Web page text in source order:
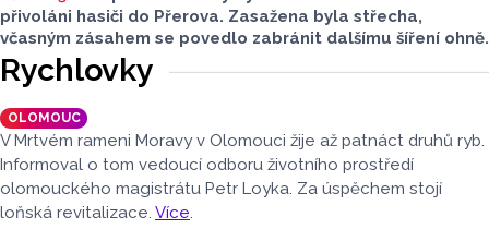
přivoláni hasiči do Přerova. Zasažena byla střecha,
včasným zásahem se povedlo zabránit dalšímu šíření ohně.
Rychlovky
OLOMOUC
V Mrtvém rameni Moravy v Olomouci žije až patnáct druhů ryb.
Informoval o tom vedoucí odboru životního prostředí
olomouckého magistrátu Petr Loyka. Za úspěchem stojí
loňská revitalizace. Více.